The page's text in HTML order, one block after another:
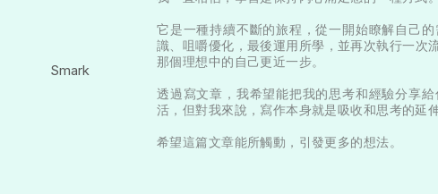
Smark
它是一種持續不斷的旅程，從一開始瞭解自己
識、咀嚼優化，最後運用所學，並再次執行一次
那個理想中的自己更近一步。
透過寫文章，我希望能把我的思考和經驗分享
活，但對我來說，寫作本身就是吸收和思考的延伸
希望這篇文章能所觸動，引發更多的想法。